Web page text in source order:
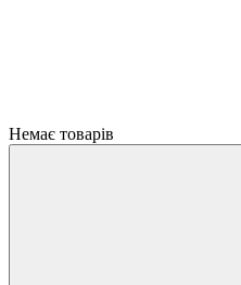
Немає товарів